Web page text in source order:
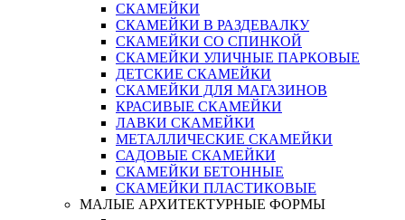
СКАМЕЙКИ
СКАМЕЙКИ В РАЗДЕВАЛКУ
СКАМЕЙКИ СО СПИНКОЙ
СКАМЕЙКИ УЛИЧНЫЕ ПАРКОВЫЕ
ДЕТСКИЕ СКАМЕЙКИ
СКАМЕЙКИ ДЛЯ МАГАЗИНОВ
КРАСИВЫЕ СКАМЕЙКИ
ЛАВКИ СКАМЕЙКИ
МЕТАЛЛИЧЕСКИЕ СКАМЕЙКИ
САДОВЫЕ СКАМЕЙКИ
СКАМЕЙКИ БЕТОННЫЕ
СКАМЕЙКИ ПЛАСТИКОВЫЕ
МАЛЫЕ АРХИТЕКТУРНЫЕ ФОРМЫ